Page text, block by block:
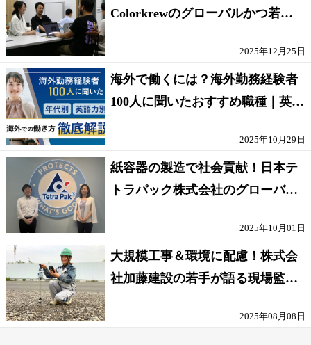
Colorkrewのグローバルかつ若手
2025年12月25日
海外で働くには？海外勤務経験者
100人に聞いたおすすめ職種｜英語
2025年10月29日
紙容器の製造で社会貢献！日本テ
トラパック株式会社のグローバル
2025年10月01日
大規模工事＆環境に配慮！株式会
社加藤建設の若手が語る現場監督
2025年08月08日